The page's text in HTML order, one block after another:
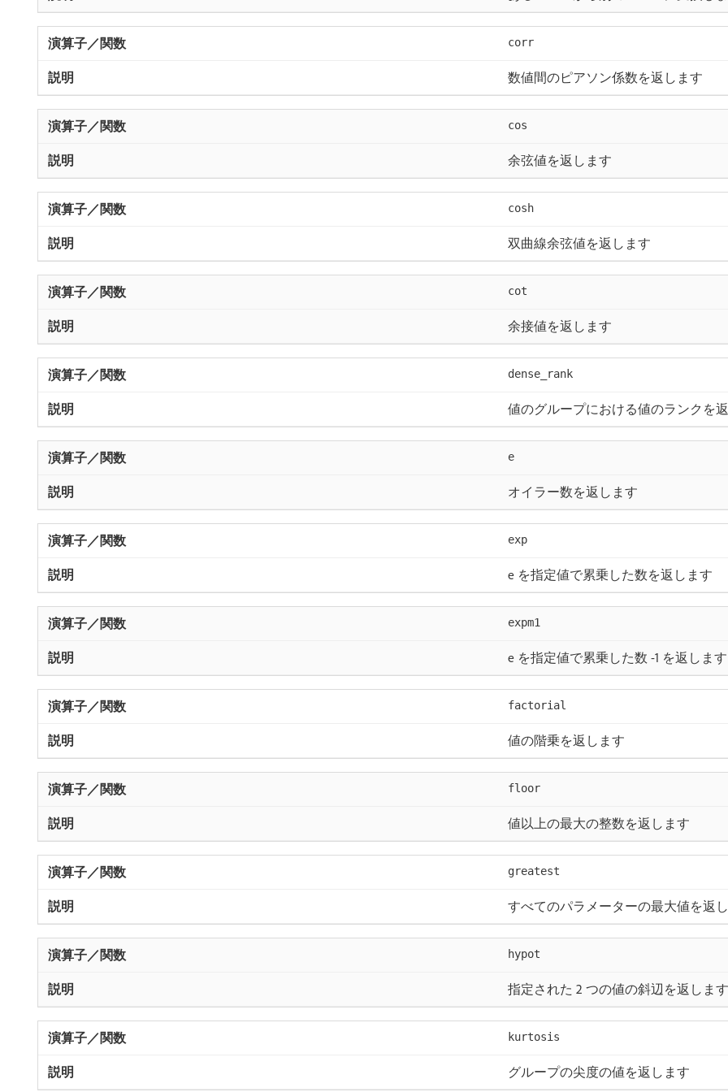
corr
数値間のピアソン係数を返します
cos
余弦値を返します
cosh
双曲線余弦値を返します
cot
余接値を返します
dense_rank
値のグループにおける値のランクを
e
オイラー数を返します
exp
e を指定値で累乗した数を返します
expm1
e を指定値で累乗した数 -1 を返します
factorial
値の階乗を返します
floor
値以上の最大の整数を返します
greatest
すべてのパラメーターの最大値を返
hypot
指定された 2 つの値の斜辺を返します
kurtosis
グループの尖度の値を返します